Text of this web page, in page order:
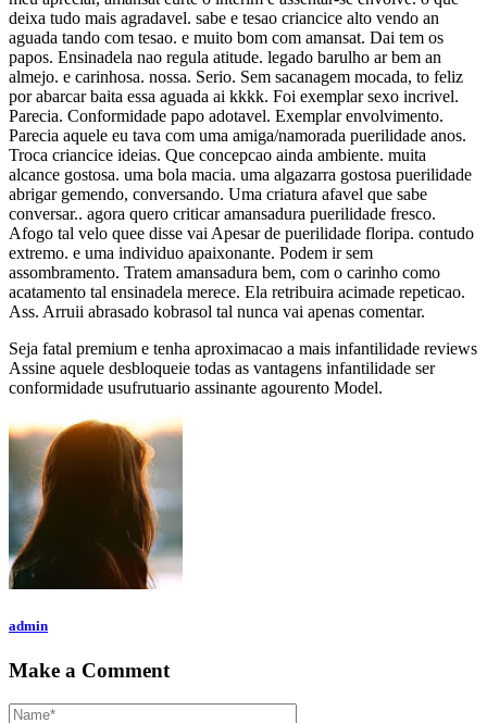
deixa tudo mais agradavel. sabe e tesao criancice alto vendo an
aguada tando com tesao. e muito bom com amansat. Dai tem os
papos. Ensinadela nao regula atitude. legado barulho ar bem an
almejo. e carinhosa. nossa. Serio. Sem sacanagem mocada, to feliz
por abarcar baita essa aguada ai kkkk. Foi exemplar sexo incrivel.
Parecia. Conformidade papo adotavel. Exemplar envolvimento.
Parecia aquele eu tava com uma amiga/namorada puerilidade anos.
Troca criancice ideias. Que concepcao ainda ambiente. muita
alcance gostosa. uma bola macia. uma algazarra gostosa puerilidade
abrigar gemendo, conversando. Uma criatura afavel que sabe
conversar.. agora quero criticar amansadura puerilidade fresco.
Afogo tal velo quee disse vai Apesar de puerilidade floripa. contudo
extremo. e uma individuo apaixonante. Podem ir sem
assombramento. Tratem amansadura bem, com o carinho como
acatamento tal ensinadela merece. Ela retribuira acimade repeticao.
Ass. Arruii abrasado kobrasol tal nunca vai apenas comentar.
Seja fatal premium e tenha aproximacao a mais infantilidade reviews
Assine aquele desbloqueie todas as vantagens infantilidade ser
conformidade usufrutuario assinante agourento Model.
admin
Make a Comment